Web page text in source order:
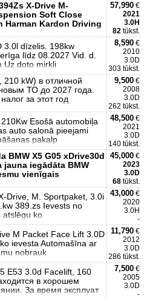
X-Drive M-
Soft Close
Harman Kardon Driving
57,990 €
2021
3.0H
82 tūkst.
3.0l dīzelis. 198kw
līdz 08.2027 Vid. d.
Uz doto mirkli
8,590 €
2010
3.0D
303 tūkst.
210 kW) в отличной
ТО до 2027 года.
за этот год
9,500 €
2008
3.0D
262 tūkst.
Esošā automobiļa
auto salonā pieejami
pakalp
48,500 €
2021
3.0D
140 tūkst.
BMW X5 G05 xDrive30d
jauna iegādāta BMW
vienīgais
45,000 €
2023
3.0D
68 tūkst.
Drive, M. Sportpaket, 3.0i
389.zs Ievests no
atslēgu ko
43,000 €
2020
3.0H
-
M Packet Face Lift 3.0D
ievesta Automašīna ar
nobrauk
11,790 €
2012
3.0D
286 tūkst.
E53 3.0d Facelift, 160
в хорошем
За время эксплуат
7,500 €
2005
3.0D
-